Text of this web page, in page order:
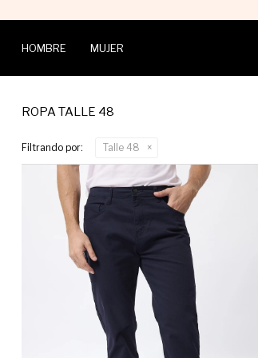
HOMBRE MUJER
ROPA TALLE 48
Filtrando por: Talle 48